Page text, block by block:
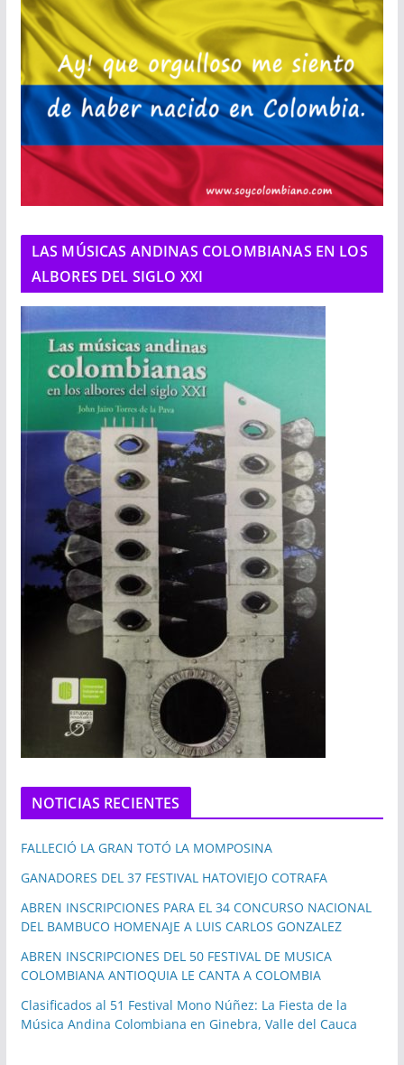
LAS MÚSICAS ANDINAS COLOMBIANAS EN LOS
ALBORES DEL SIGLO XXI
NOTICIAS RECIENTES
FALLECIÓ LA GRAN TOTÓ LA MOMPOSINA
GANADORES DEL 37 FESTIVAL HATOVIEJO COTRAFA
ABREN INSCRIPCIONES PARA EL 34 CONCURSO NACIONAL
DEL BAMBUCO HOMENAJE A LUIS CARLOS GONZALEZ
ABREN INSCRIPCIONES DEL 50 FESTIVAL DE MUSICA
COLOMBIANA ANTIOQUIA LE CANTA A COLOMBIA
Clasificados al 51 Festival Mono Núñez: La Fiesta de la
Música Andina Colombiana en Ginebra, Valle del Cauca